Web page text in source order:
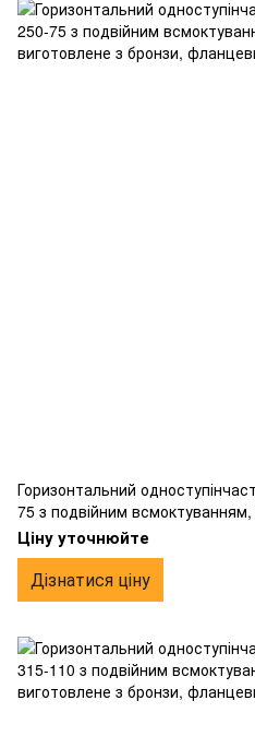
Горизонтальний
75 з подвійним
з бронзи, фланцевим
Ціну уточнюйте
Дізнатися ціну